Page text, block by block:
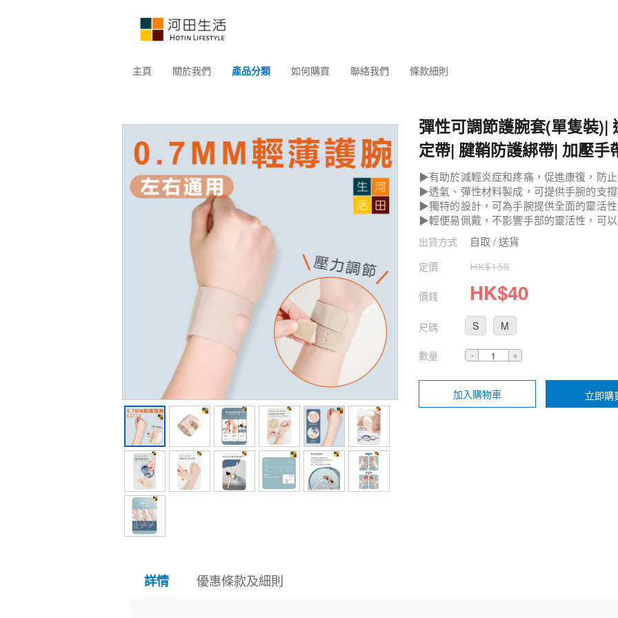
主頁 關於我們 產品分類 如何購買 聯絡我們 條款細則
彈性可調節護腕套(單隻裝)|
定帶| 腱鞘防護綁帶| 加壓手
▶有助於減輕炎症和疼痛，促進康復，防
▶透氣、彈性材料製成，可提供手腕的支
▶獨特的設計，可為手腕提供全面的靈活
▶輕便易佩戴，不影響手部的靈活性，可
出貨方式 自取 / 送貨
定價 HK$158
價錢 HK$40
尺碼 S M
數量
加入購物車 立即購
詳情 優惠條款及細則